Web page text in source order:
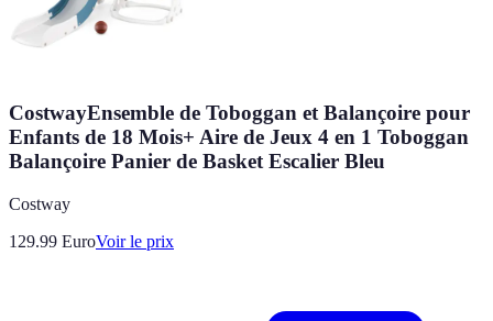
CostwayEnsemble de Toboggan et Balançoire pour
Enfants de 18 Mois+ Aire de Jeux 4 en 1 Toboggan
Balançoire Panier de Basket Escalier Bleu
Costway
129.99 EuroVoir le prix